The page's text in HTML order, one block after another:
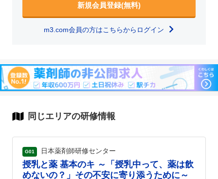
新規会員登録(無料)
m3.com会員の方はこちらからログイン
同じエリアの研修情報
G01 日本薬剤師研修センター
授乳と薬 基本のキ ～「授乳中って、薬は飲
めないの？」その不安に寄り添うために～